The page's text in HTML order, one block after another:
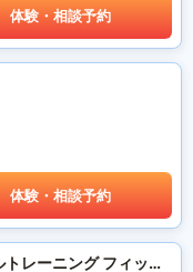
体験・相談予約
体験・相談予約
泉大津市 ピラティススタジオ パーソナルトレーニング フィットネスサロンre-fulfill.